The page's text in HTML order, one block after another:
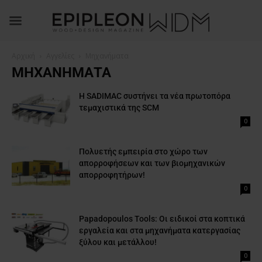
ΜΗΧΑΝΉΜΑΤΑ
Η SADIMAC συστήνει τα νέα πρωτοπόρα
τεμαχιστικά της SCM
0
Πολυετής εμπειρία στο χώρο των
απορροφήσεων και των βιομηχανικών
απορροφητήρων!
0
Papadopoulos Tools: Οι ειδικοί στα κοπτικά
εργαλεία και στα μηχανήματα κατεργασίας
ξύλου και μετάλλου!
0